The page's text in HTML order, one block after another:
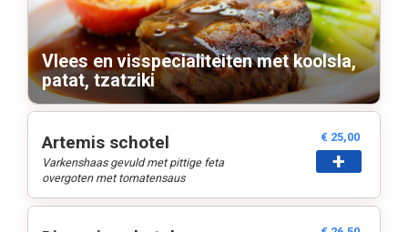
Vlees en visspecialiteiten met koolsla,
patat, tzatziki
Artemis schotel
Varkenshaas gevuld met pittige feta
overgoten met tomatensaus
€ 25,00
+